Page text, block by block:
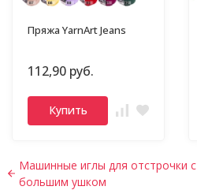
Пряжа YarnArt Jeans
112,90 руб.
Купить
Машинные иглы для отстрочки с
большим ушком